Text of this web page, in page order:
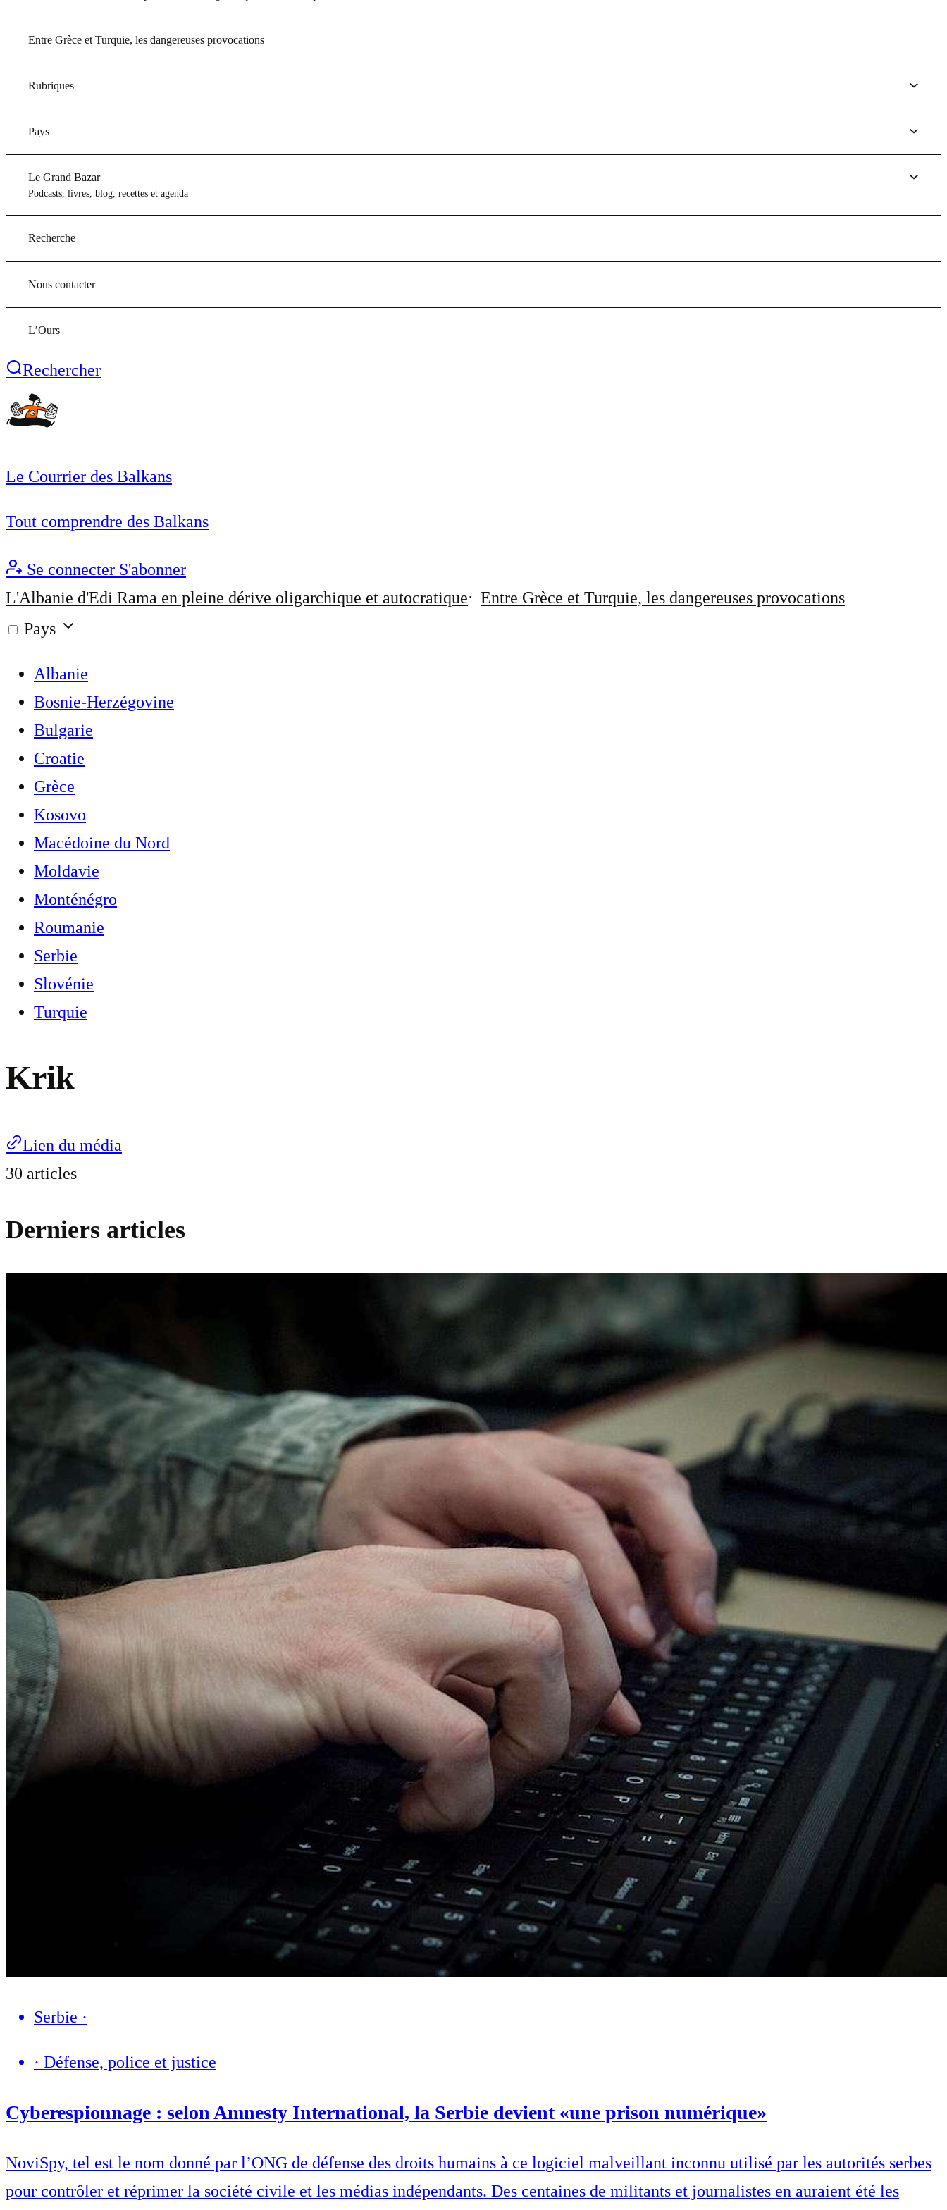
Entre Grèce et Turquie, les dangereuses provocations
Rubriques
Pays
Le Grand Bazar
Podcasts, livres, blog, recettes et agenda
Recherche
Nous contacter
L’Ours
Rechercher
Le Courrier des Balkans
Tout comprendre des Balkans
Se connecter S'abonner
L'Albanie d'Edi Rama en pleine dérive oligarchique et autocratique
Entre Grèce et Turquie, les dangereuses provocations
Pays
Albanie
Bosnie-Herzégovine
Bulgarie
Croatie
Grèce
Kosovo
Macédoine du Nord
Moldavie
Monténégro
Roumanie
Serbie
Slovénie
Turquie
Krik
Lien du média
30 articles
Derniers articles
Serbie ·
· Défense, police et justice
Cyberespionnage : selon Amnesty International, la Serbie devient «une prison numérique»
NoviSpy, tel est le nom donné par l’ONG de défense des droits humains à ce logiciel malveillant inconnu utilisé par les autorités serbes
pour contrôler et réprimer la société civile et les médias indépendants. Des centaines de militants et journalistes en auraient été les